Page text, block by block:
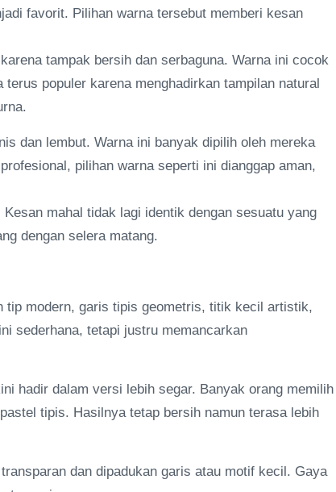
favorit. Pilihan warna tersebut memberi kesan
tampak bersih dan serbaguna. Warna ini cocok
populer karena menghadirkan tampilan natural
dan lembut. Warna ini banyak dipilih oleh mereka
pilihan warna seperti ini dianggap aman,
mahal tidak lagi identik dengan sesuatu yang
dengan selera matang.
tip modern, garis tipis geometris, titik kecil artistik,
sederhana, tetapi justru memancarkan
hadir dalam versi lebih segar. Banyak orang memilih
tipis. Hasilnya tetap bersih namun terasa lebih
dan dipadukan garis atau motif kecil. Gaya